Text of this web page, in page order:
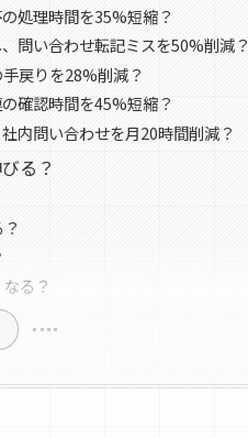
処理時間を35%短縮？
問い合わせ転記ミスを50%削減？
戻りを28%削減？
確認時間を45%短縮？
内問い合わせを月20時間削減？
る？
る？